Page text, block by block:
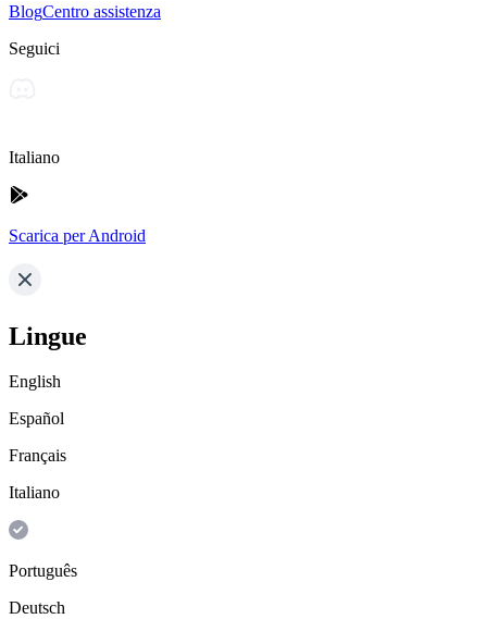
BlogCentro assistenza
Seguici
Italiano
Scarica per Android
Lingue
English
Español
Français
Italiano
Português
Deutsch